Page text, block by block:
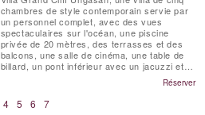
chambres de style contemporain servie par
un personnel complet, avec des vues
spectaculaires sur l'océan, une piscine
privée de 20 mètres, des terrasses et des
balcons, une salle de cinéma, une table de
billard, un pont inférieur avec un jacuzzi et
un belvédère de relaxation . Cette villa
l'enceinte d'un complexe de luxe au sommet
d'une falaise sur la spectaculaire péninsule
Réserver
4 5 6 7